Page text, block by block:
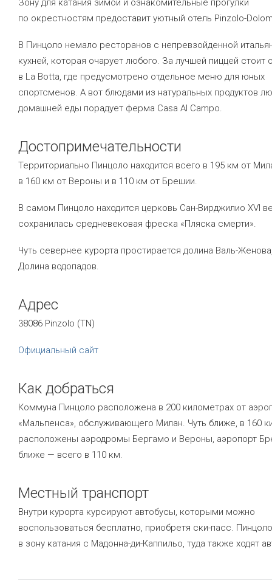
Зону для катания зимой и ознакомительные прогулки
по окрестностям предоставит уютный отель Pinzolo-
В Пинцоло немало ресторанов с непревзойденной
кухней, которая очарует любого. За лучшей пиццей стоит
в La Botta, где предусмотрено отдельное меню для юных
спортсменов. А вот блюдами из натуральных продуктов
домашней еды порадует ферма Casa Al Campo.
Достопримечательности
Территориально Пинцоло находится всего в 195 км от
в 160 км от Вероны и в 110 км от Брешии.
В самом Пинцоло находится церковь Сан-Вирджилио XVI
сохранилась средневековая фреска «Пляска смерти».
Чуть севернее курорта простирается долина Валь-
Долина водопадов.
Адрес
38086 Pinzolo (TN)
Официальный сайт
Как добраться
Коммуна Пинцоло расположена в 200 километрах от
«Мальпенса», обслуживающего Милан. Чуть ближе, в 160
расположены аэродромы Бергамо и Вероны, аэропорт
ближе — всего в 110 км.
Местный транспорт
Внутри курорта курсируют автобусы, которыми можно
воспользоваться бесплатно, приобретя ски-пасс.
в зону катания с Мадонна-ди-Каппильо, туда также ходят